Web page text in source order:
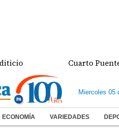
Cuarto Puente
Miercoles 05
ECONOMÍA VARIEDADES